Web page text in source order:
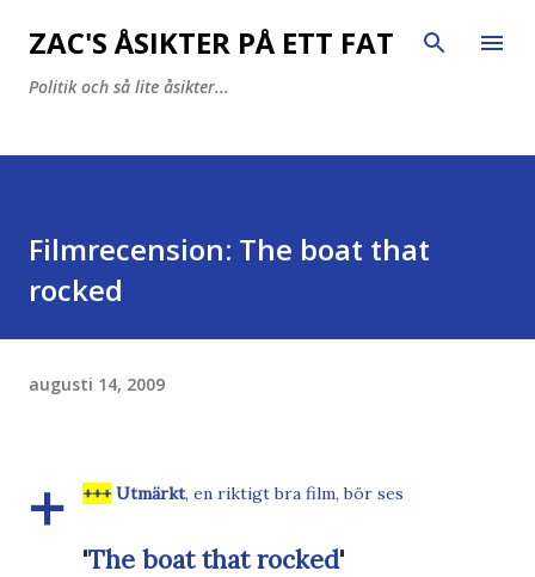
Fortsätt till huvudinnehåll
ZAC'S ÅSIKTER PÅ ETT FAT
Politik och så lite åsikter...
Filmrecension: The boat that
rocked
augusti 14, 2009
+ +++Utmärkt, en riktigt bra film, bör ses
'The boat that rocked'